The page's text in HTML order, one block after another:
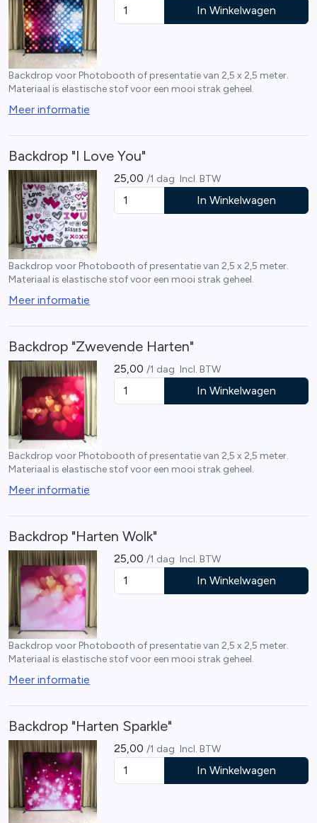
In Winkelwagen
Backdrop voor Photobooth of presentatie van 2,5 x 2,5 meter.
Materiaal is elastische stof voor een mooi strak geheel.
Meer informatie
Backdrop "I Love You"
25,00 /1 dag Incl. BTW
In Winkelwagen
Backdrop voor Photobooth of presentatie van 2,5 x 2,5 meter.
Materiaal is elastische stof voor een mooi strak geheel.
Meer informatie
Backdrop "Zwevende Harten"
25,00 /1 dag Incl. BTW
In Winkelwagen
Backdrop voor Photobooth of presentatie van 2,5 x 2,5 meter.
Materiaal is elastische stof voor een mooi strak geheel.
Meer informatie
Backdrop "Harten Wolk"
25,00 /1 dag Incl. BTW
In Winkelwagen
Backdrop voor Photobooth of presentatie van 2,5 x 2,5 meter.
Materiaal is elastische stof voor een mooi strak geheel.
Meer informatie
Backdrop "Harten Sparkle"
25,00 /1 dag Incl. BTW
In Winkelwagen